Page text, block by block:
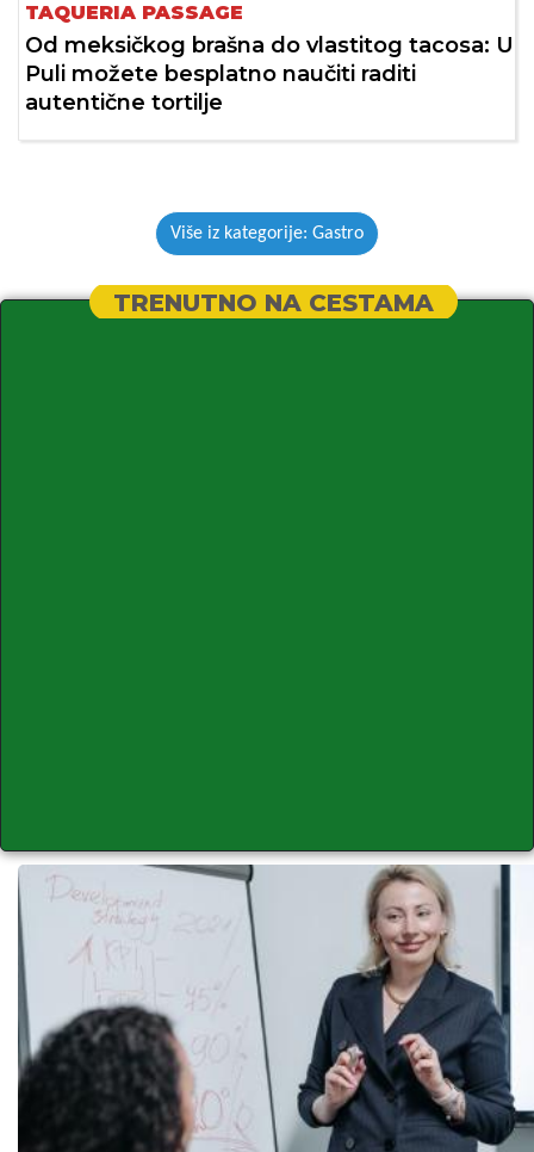
TAQUERIA PASSAGE
Od meksičkog brašna do vlastitog tacosa: U
Puli možete besplatno naučiti raditi
autentične tortilje
Više iz kategorije: Gastro
TRENUTNO NA CESTAMA